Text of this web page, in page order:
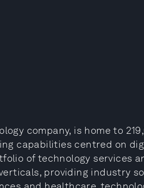
company, is home to
capabilities centred on
of technology services
providing industry